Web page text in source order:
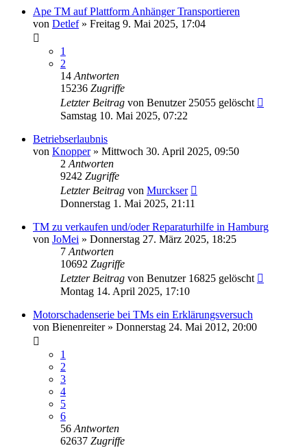
Ape TM auf Plattform Anhänger Transportieren
von Detlef» Freitag 9. Mai 2025, 17:04
1
2
14 Antworten
15236 Zugriffe
Letzter Beitrag von Benutzer 25055 gelöscht
Samstag 10. Mai 2025, 07:22
Betriebserlaubnis
von Knopper» Mittwoch 30. April 2025, 09:50
2 Antworten
9242 Zugriffe
Letzter Beitrag von Murckser
Donnerstag 1. Mai 2025, 21:11
TM zu verkaufen und/oder Reparaturhilfe in Hamburg
von JoMei » Donnerstag 27. März 2025, 18:25
7 Antworten
10692 Zugriffe
Letzter Beitrag von Benutzer 16825 gelöscht
Montag 14. April 2025, 17:10
Motorschadenserie bei TMs ein Erklärungsversuch
von Bienenreiter» Donnerstag 24. Mai 2012, 20:00
1
2
3
4
5
6
56 Antworten
62637 Zugriffe